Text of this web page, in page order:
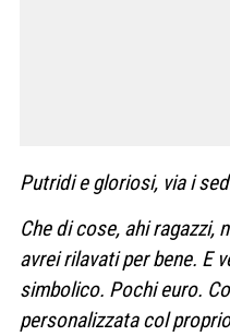
Putridi e gloriosi, via i
Che di cose, ahi ragazzi,
avrei rilavati per bene. E
simbolico. Pochi euro.
personalizzata col